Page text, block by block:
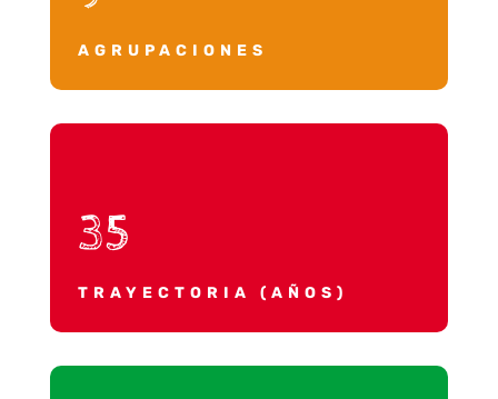
AGRUPACIONES
35
TRAYECTORIA (AÑOS)